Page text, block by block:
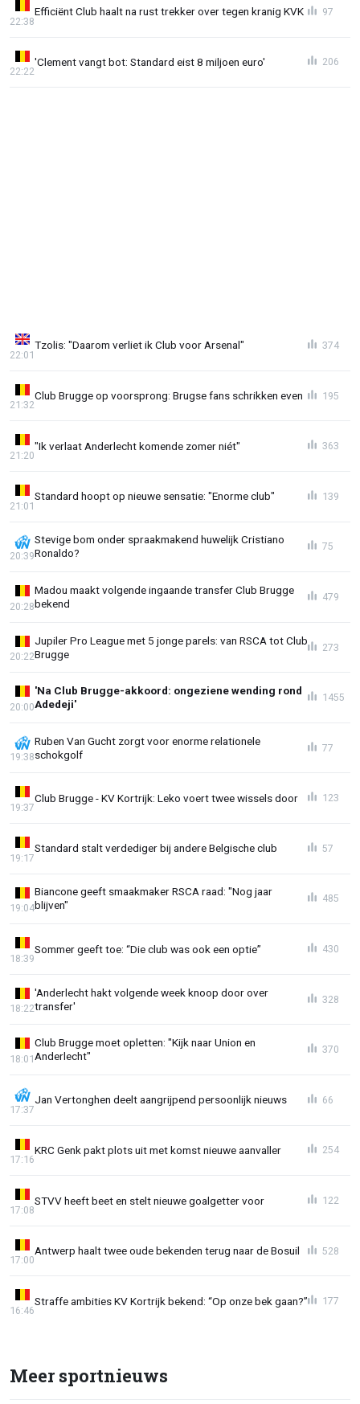
Efficiënt Club haalt na rust trekker over tegen kranig KVK
22:38
97
'Clement vangt bot: Standard eist 8 miljoen euro'
22:22
206
Tzolis: "Daarom verliet ik Club voor Arsenal"
22:01
374
Club Brugge op voorsprong: Brugse fans schrikken even
21:32
195
"Ik verlaat Anderlecht komende zomer niét"
21:20
363
Standard hoopt op nieuwe sensatie: "Enorme club"
21:01
139
Stevige bom onder spraakmakend huwelijk Cristiano
Ronaldo?
20:39
75
Madou maakt volgende ingaande transfer Club Brugge
bekend
20:28
479
Jupiler Pro League met 5 jonge parels: van RSCA tot Club
Brugge
20:22
273
'Na Club Brugge-akkoord: ongeziene wending rond
Adedeji'
20:00
1455
Ruben Van Gucht zorgt voor enorme relationele
schokgolf
19:38
77
Club Brugge - KV Kortrijk: Leko voert twee wissels door
19:37
123
Standard stalt verdediger bij andere Belgische club
19:17
57
Biancone geeft smaakmaker RSCA raad: "Nog jaar
blijven"
19:04
485
Sommer geeft toe: “Die club was ook een optie”
18:39
430
'Anderlecht hakt volgende week knoop door over
transfer'
18:22
328
Club Brugge moet opletten: "Kijk naar Union en
Anderlecht"
18:01
370
Jan Vertonghen deelt aangrijpend persoonlijk nieuws
17:37
66
KRC Genk pakt plots uit met komst nieuwe aanvaller
17:16
254
STVV heeft beet en stelt nieuwe goalgetter voor
17:08
122
Antwerp haalt twee oude bekenden terug naar de Bosuil
17:00
528
Straffe ambities KV Kortrijk bekend: “Op onze bek gaan?”
16:46
177
Meer sportnieuws